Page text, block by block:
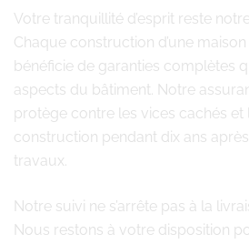
Votre tranquillité d’esprit reste
Chaque construction d’une
bénéficie de garanties complètes
aspects du bâtiment. Notre
protège contre les vices cachés et
construction pendant dix ans
travaux.
Notre suivi ne s’arrête pas à la
Nous restons à votre disposition